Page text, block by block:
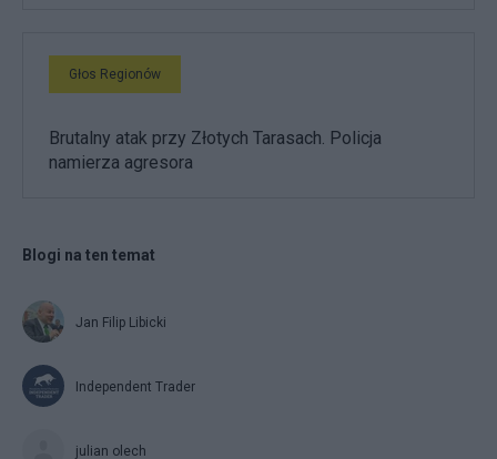
Głos Regionów
Brutalny atak przy Złotych Tarasach. Policja
namierza agresora
Blogi na ten temat
Jan Filip Libicki
Independent Trader
julian olech